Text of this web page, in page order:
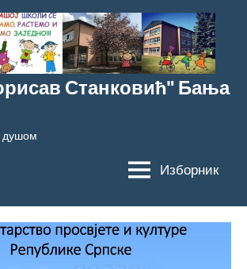
Станковић" Бања
душом
Изборник